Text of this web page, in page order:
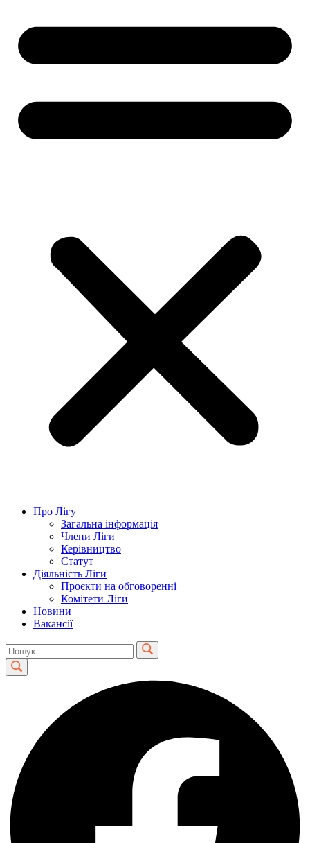
Про Лігу
Загальна інформація
Члени Ліги
Керівництво
Статут
Діяльність Ліги
Проєкти на обговоренні
Комітети Ліги
Новини
Вакансії